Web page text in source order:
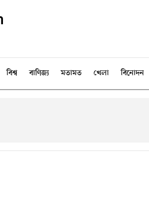
বিশ্ব বাণিজ্য মতামত খেলা বিনোদন